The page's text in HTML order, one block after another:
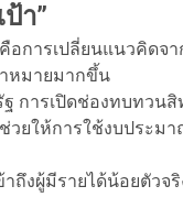
า”
การเปลี่ยนแนวคิดจา
หมายมากขึ้น
การเปิดช่องทบทวนสิ
วยให้การใช้งบประม
ถึงผู้มีรายได้น้อยตัวจ